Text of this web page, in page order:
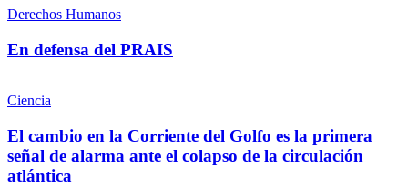
Derechos Humanos
En defensa del PRAIS
Ciencia
El cambio en la Corriente del Golfo es la primera
señal de alarma ante el colapso de la circulación
atlántica